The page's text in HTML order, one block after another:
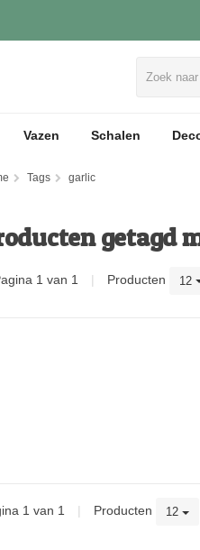
Vazen Schalen
Tags garlic
getagd
1 van 1 | Producten 12
1 van 1 | Producten 12